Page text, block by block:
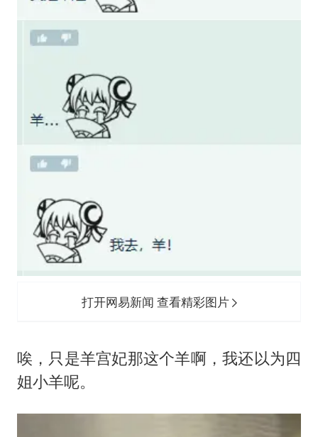
打开网易新闻 查看精彩图片
唉，只是羊宫妃那这个羊啊，我还以为四
姐小羊呢。